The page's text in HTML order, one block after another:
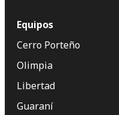
Equipos
Cerro Porteño
Olimpia
Libertad
Guaraní